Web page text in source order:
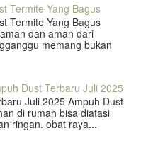
Termite Yang Bagus
Termite Yang Bagus
dan aman dari
memang bukan
Dust Terbaru Juli 2025
Juli 2025 Ampuh Dust
di rumah bisa diatasi
ringan. obat raya...